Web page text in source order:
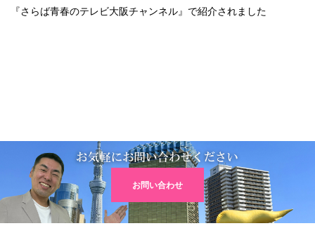
『さらば青春のテレビ大阪チャンネル』で紹介されました
お問い合わせ